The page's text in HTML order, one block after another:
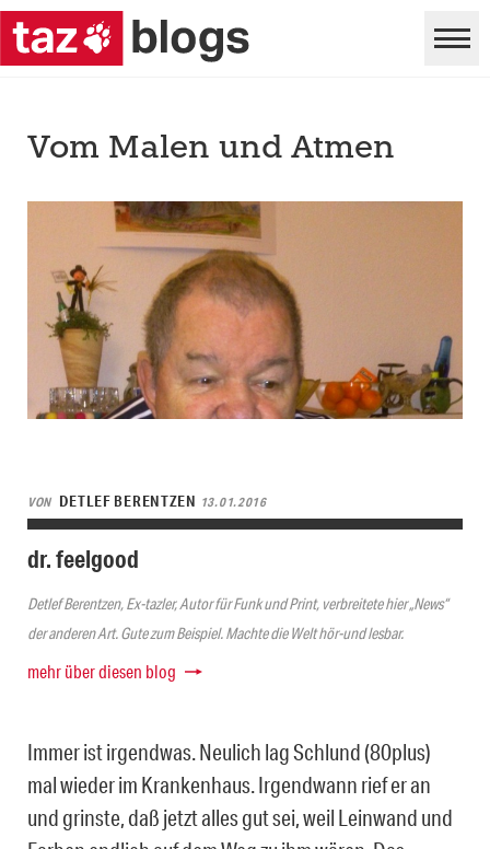
Vom Malen und Atmen
VON DETLEF BERENTZEN 13.01.2016
dr. feelgood
Detlef Berentzen, Ex-tazler, Autor für Funk und Print, verbreitete hier „News“
der anderen Art. Gute zum Beispiel. Machte die Welt hör-und lesbar.
mehr über diesen blog
Immer ist irgendwas. Neulich lag Schlund (80plus)
mal wieder im Krankenhaus. Irgendwann rief er an
und grinste, daß jetzt alles gut sei, weil Leinwand und